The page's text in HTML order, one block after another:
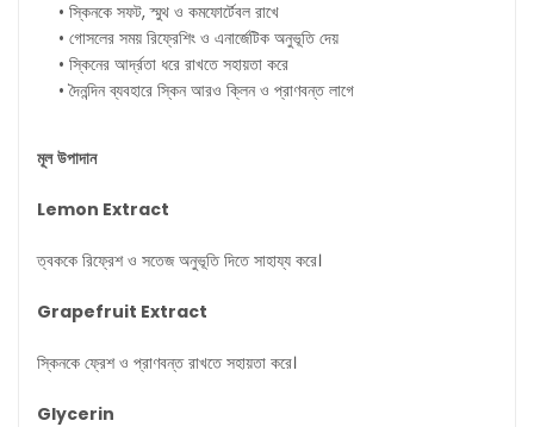
• স্কিনকে সফট, স্মুথ ও কমফোর্টেবল রাখে
• গোসলের সময় রিফ্রেশিং ও এনার্জেটিক অনুভূতি দেয়
• স্কিনের আর্দ্রতা ধরে রাখতে সহায়তা করে
• দৈনন্দিন ব্যবহারে স্কিন আরও ক্লিন ও প্রাণবন্ত লাগে
মূল উপাদান
Lemon Extract
ত্বককে রিফ্রেশ ও সতেজ অনুভূতি দিতে সাহায্য করে।
Grapefruit Extract
স্কিনকে ফ্রেশ ও প্রাণবন্ত রাখতে সহায়তা করে।
Glycerin